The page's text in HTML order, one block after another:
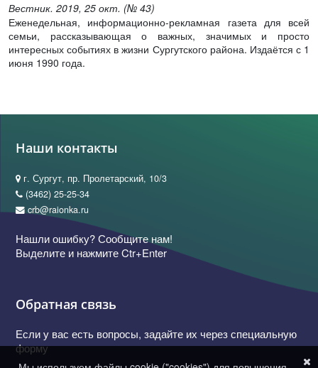
Вестник. 2019, 25 окт. (№ 43)
Еженедельная, информационно-рекламная газета для всей
семьи, рассказывающая о важных, значимых и просто
интересных событиях в жизни Сургутского района. Издаётся с 1
июня 1990 года.
Наши контакты
г. Сургут, пр. Пролетарский, 10/3
(3462) 25-25-34
crb@raionka.ru
Нашли ошибку? Сообщите нам!
Выделите и нажмите Ctr+Enter
Обратная связь
Если у вас есть вопросы, задайте их через специальную
форму